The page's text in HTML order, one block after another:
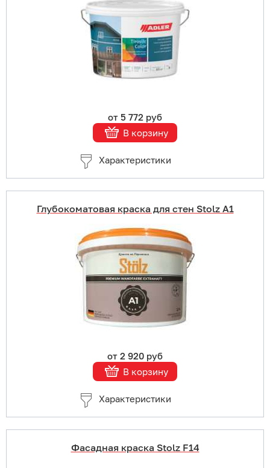
от 5 772 руб
В корзину
Характеристики
В корзину
Подробнее
Глубокоматовая краска для стен Stolz A1
от 2 920 руб
В корзину
Характеристики
Купить в 1 клик
В корзину
Подробнее
Фасадная краска Stolz F14